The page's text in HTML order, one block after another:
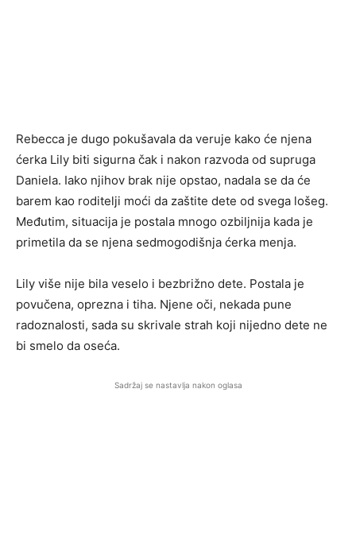
Rebecca je dugo pokušavala da veruje kako će njena
ćerka Lily biti sigurna čak i nakon razvoda od supruga
Daniela. Iako njihov brak nije opstao, nadala se da će
barem kao roditelji moći da zaštite dete od svega lošeg.
Međutim, situacija je postala mnogo ozbiljnija kada je
primetila da se njena sedmogodišnja ćerka menja.
Lily više nije bila veselo i bezbrižno dete. Postala je
povučena, oprezna i tiha. Njene oči, nekada pune
radoznalosti, sada su skrivale strah koji nijedno dete ne
bi smelo da oseća.
Sadržaj se nastavlja nakon oglasa